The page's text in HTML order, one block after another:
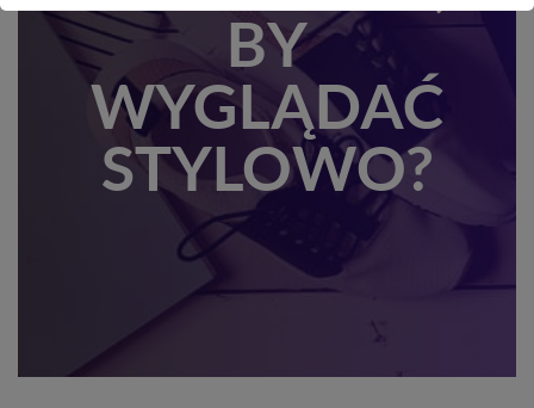
BY
WYGLĄDAĆ
STYLOWO?